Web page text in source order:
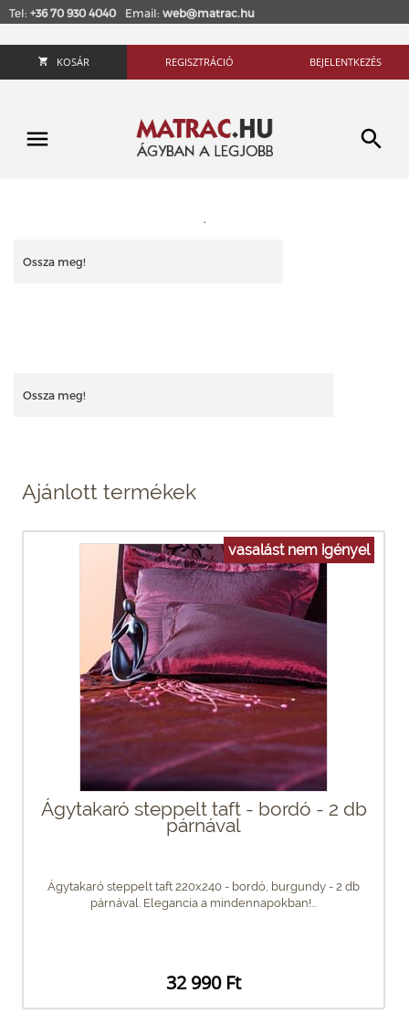
Tel: +36 70 930 4040 Email: web@matrac.hu
KOSÁR REGISZTRÁCIÓ BEJELENTKEZÉS
Ossza meg!
Ossza meg!
Ajánlott termékek
vasalást nem igényel
Ágytakaró steppelt taft - bordó - 2 db
párnával
Ágytakaró steppelt taft 220x240 - bordó, burgundy - 2 db
párnával. Elegancia a mindennapokban!...
32 990 Ft